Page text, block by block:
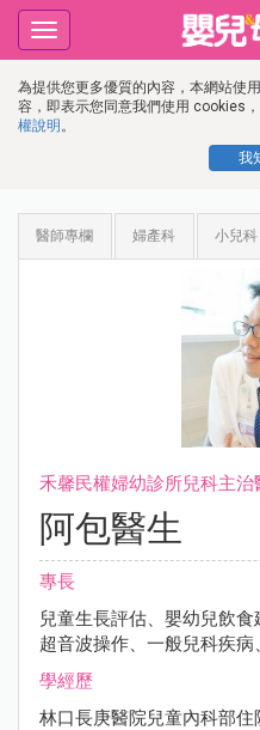
為提供您更多優質的內容，本網站使
容，即表示您同意我們使用 cookies
權說明 。
我
Toggle
navigation
醫師專欄 婦產科 小兒科
禾馨民權婦幼診所兒科主治
阿包醫生
專長
兒童生長評估、嬰幼兒飲
超音波操作、一般兒科疾
學經歷
林口長庚醫院兒童內科部